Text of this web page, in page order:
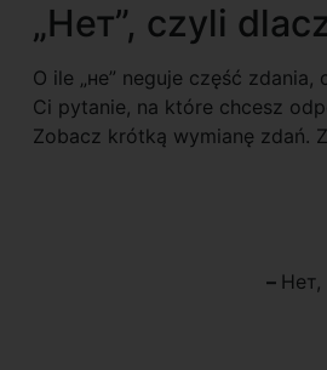
„Нет”, czyli
O ile „не” neguje część
Ci pytanie, na które chcesz
Zobacz krótką wymianę zdań.
– Нет,